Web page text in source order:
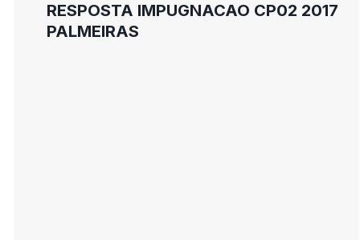
RESPOSTA IMPUGNACAO CP02 2017
PALMEIRAS